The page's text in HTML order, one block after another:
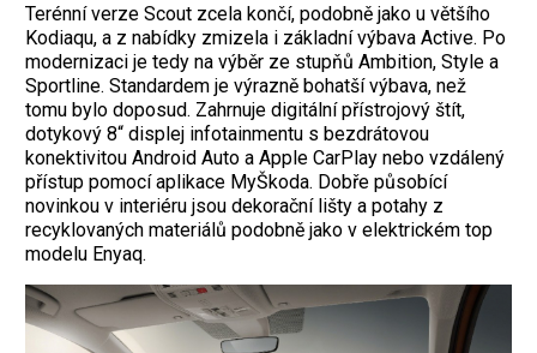
Terénní verze Scout zcela končí, podobně jako u většího
Kodiaqu, a z nabídky zmizela i základní výbava Active. Po
modernizaci je tedy na výběr ze stupňů Ambition, Style a
Sportline. Standardem je výrazně bohatší výbava, než
tomu bylo doposud. Zahrnuje digitální přístrojový štít,
dotykový 8“ displej infotainmentu s bezdrátovou
konektivitou Android Auto a Apple CarPlay nebo vzdálený
přístup pomocí aplikace MyŠkoda. Dobře působící
novinkou v interiéru jsou dekorační lišty a potahy z
recyklovaných materiálů podobně jako v elektrickém top
modelu Enyaq.